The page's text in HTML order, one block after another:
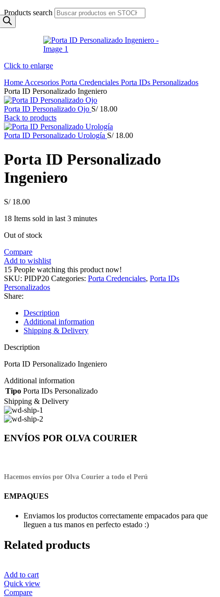
Products search
Click to enlarge
Home Accesorios Porta Credenciales Porta IDs Personalizados
Porta ID Personalizado Ingeniero
Porta ID Personalizado Ojo S/18.00
Back to products
Porta ID Personalizado Urología S/18.00
Porta ID Personalizado
Ingeniero
S/18.00
18 Items sold in last 3 minutes
Out of stock
Compare
Add to wishlist
15 People watching this product now!
SKU: PIDP20 Categories: Porta Credenciales, Porta IDs
Personalizados
Share:
Description
Additional information
Shipping & Delivery
Description
Porta ID Personalizado Ingeniero
Additional information
Tipo Porta IDs Personalizado
Shipping & Delivery
ENVÍOS POR OLVA COURIER
Hacemos envíos por Olva Courier a todo el Perú
EMPAQUES
Enviamos los productos correctamente empacados para que
lleguen a tus manos en perfecto estado :)
Related products
Add to cart
Quick view
Compare